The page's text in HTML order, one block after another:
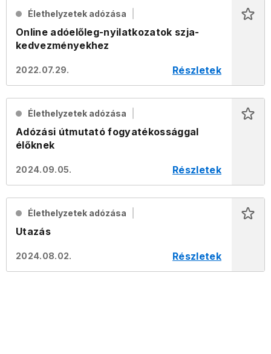
Élethelyzetek adózása
Online adóelőleg-nyilatkozatok szja-
kedvezményekhez
2022.07.29. Részletek
Élethelyzetek adózása
Adózási útmutató fogyatékossággal
élőknek
2024.09.05. Részletek
Élethelyzetek adózása
Utazás
2024.08.02. Részletek